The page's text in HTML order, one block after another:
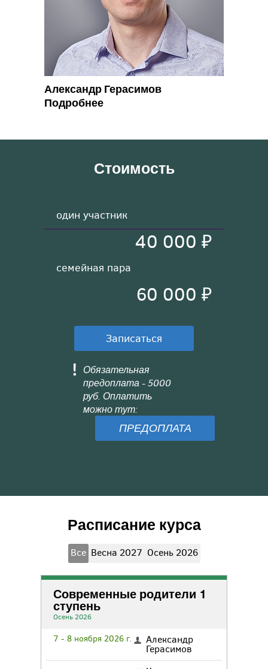
Александр Герасимов
Подробнее
Стоимость
один участник
40 000 ₽
семейная пара
60 000 ₽
Записаться
Обязательная
предоплата - 5000
руб. Оплатить
можно тут:
ПРЕДОПЛАТА
Расписание курса
Все Весна 2027 Осень 2026
Современные родители 1
ступень
Осень 2026
7 - 8 ноября 2026 г. Александр
Герасимов